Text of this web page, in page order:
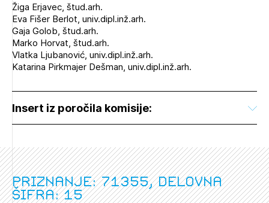
Izbrana vsebina je namenjena le ZAPS
registriranim uporabnikom. Da lahko do nje
dostopate, se je potrebno prijaviti.
PRIJAVITE SE
Žiga Erjavec, štud.arh.
Eva Fišer Berlot, univ.dipl.inž.arh.
Gaja Golob, štud.arh.
Marko Horvat, štud.arh.
Vlatka Ljubanović, univ.dipl.inž.arh.
Katarina Pirkmajer Dešman, univ.dipl.inž.arh.
Insert iz poročila komisije:
Priznanje: 71355, delovna
šifra: 15